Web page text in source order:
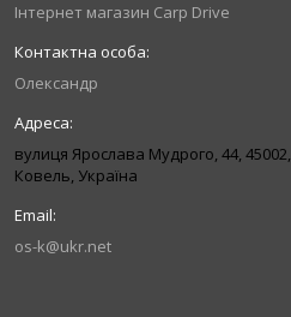
Інтернет магазин Carp Drive
Олександр
вулиця Ярослава Мудрого, 44, 45002,
Ковель, Україна
os-k@ukr.net